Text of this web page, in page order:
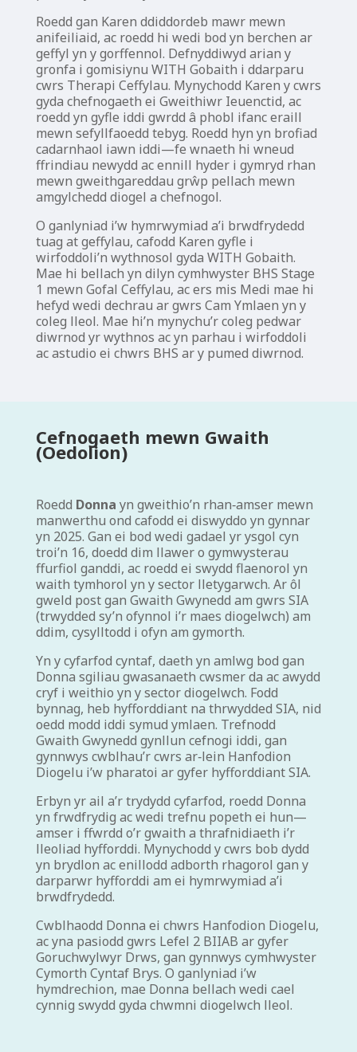
Roedd gan Karen ddiddordeb mawr mewn
anifeiliaid, ac roedd hi wedi bod yn berchen ar
geffyl yn y gorffennol. Defnyddiwyd arian y
gronfa i gomisiynu WITH Gobaith i ddarparu
cwrs Therapi Ceffylau. Mynychodd Karen y cwrs
gyda chefnogaeth ei Gweithiwr Ieuenctid, ac
roedd yn gyfle iddi gwrdd â phobl ifanc eraill
mewn sefyllfaoedd tebyg. Roedd hyn yn brofiad
cadarnhaol iawn iddi—fe wnaeth hi wneud
ffrindiau newydd ac ennill hyder i gymryd rhan
mewn gweithgareddau grŵp pellach mewn
amgylchedd diogel a chefnogol.
O ganlyniad i’w hymrwymiad a’i brwdfrydedd
tuag at geffylau, cafodd Karen gyfle i
wirfoddoli’n wythnosol gyda WITH Gobaith.
Mae hi bellach yn dilyn cymhwyster BHS Stage
1 mewn Gofal Ceffylau, ac ers mis Medi mae hi
hefyd wedi dechrau ar gwrs Cam Ymlaen yn y
coleg lleol. Mae hi’n mynychu’r coleg pedwar
diwrnod yr wythnos ac yn parhau i wirfoddoli
ac astudio ei chwrs BHS ar y pumed diwrnod.
Cefnogaeth mewn Gwaith
(Oedolion)
Roedd Donna yn gweithio’n rhan‑amser mewn
manwerthu ond cafodd ei diswyddo yn gynnar
yn 2025. Gan ei bod wedi gadael yr ysgol cyn
troi’n 16, doedd dim llawer o gymwysterau
ffurfiol ganddi, ac roedd ei swydd flaenorol yn
waith tymhorol yn y sector lletygarwch. Ar ôl
gweld post gan Gwaith Gwynedd am gwrs SIA
(trwydded sy’n ofynnol i’r maes diogelwch) am
ddim, cysylltodd i ofyn am gymorth.
Yn y cyfarfod cyntaf, daeth yn amlwg bod gan
Donna sgiliau gwasanaeth cwsmer da ac awydd
cryf i weithio yn y sector diogelwch. Fodd
bynnag, heb hyfforddiant na thrwydded SIA, nid
oedd modd iddi symud ymlaen. Trefnodd
Gwaith Gwynedd gynllun cefnogi iddi, gan
gynnwys cwblhau’r cwrs ar‑lein Hanfodion
Diogelu i’w pharatoi ar gyfer hyfforddiant SIA.
Erbyn yr ail a’r trydydd cyfarfod, roedd Donna
yn frwdfrydig ac wedi trefnu popeth ei hun—
amser i ffwrdd o’r gwaith a thrafnidiaeth i’r
lleoliad hyfforddi. Mynychodd y cwrs bob dydd
yn brydlon ac enillodd adborth rhagorol gan y
darparwr hyfforddi am ei hymrwymiad a’i
brwdfrydedd.
Cwblhaodd Donna ei chwrs Hanfodion Diogelu,
ac yna pasiodd gwrs Lefel 2 BIIAB ar gyfer
Goruchwylwyr Drws, gan gynnwys cymhwyster
Cymorth Cyntaf Brys. O ganlyniad i’w
hymdrechion, mae Donna bellach wedi cael
cynnig swydd gyda chwmni diogelwch lleol.